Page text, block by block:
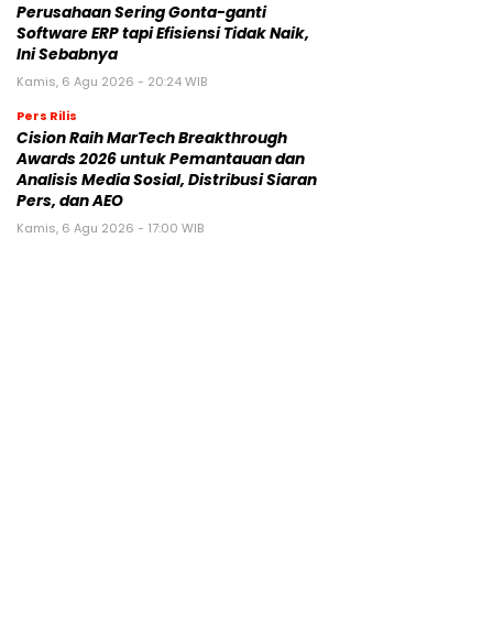
Perusahaan Sering Gonta-ganti
Software ERP tapi Efisiensi Tidak Naik,
Ini Sebabnya
Kamis, 6 Agu 2026 - 20:24 WIB
Pers Rilis
Cision Raih MarTech Breakthrough
Awards 2026 untuk Pemantauan dan
Analisis Media Sosial, Distribusi Siaran
Pers, dan AEO
Kamis, 6 Agu 2026 - 17:00 WIB